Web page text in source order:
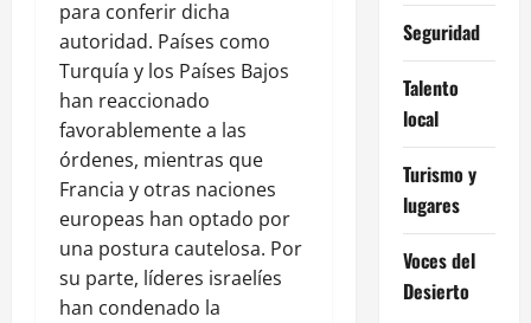
para conferir dicha
autoridad. Países como
Turquía y los Países Bajos
han reaccionado
favorablemente a las
órdenes, mientras que
Francia y otras naciones
europeas han optado por
una postura cautelosa. Por
su parte, líderes israelíes
han condenado la
Seguridad
Talento
local
Turismo y
lugares
Voces del
Desierto